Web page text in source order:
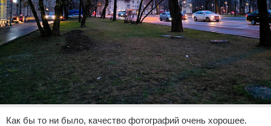
Как бы то ни было, качество фотографий очень хорошее.